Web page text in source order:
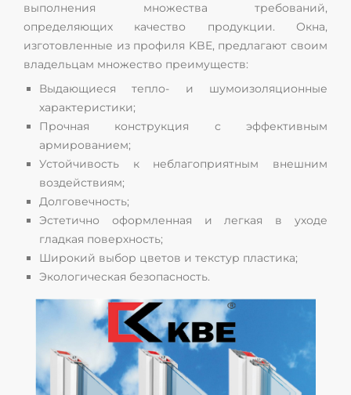
выполнения множества требований,
определяющих качество продукции. Окна,
изготовленные из профиля KBE, предлагают своим
владельцам множество преимуществ:
Выдающиеся тепло- и шумоизоляционные
характеристики;
Прочная конструкция с эффективным
армированием;
Устойчивость к неблагоприятным внешним
воздействиям;
Долговечность;
Эстетично оформленная и легкая в уходе
гладкая поверхность;
Широкий выбор цветов и текстур пластика;
Экологическая безопасность.